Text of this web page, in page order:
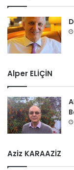
Alper ELİÇİN
Aziz KARAAZİZ